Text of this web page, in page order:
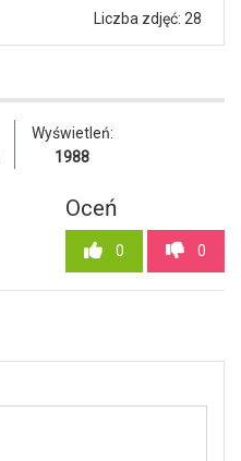
Liczba zdjęć: 28
Wyświetleń:
1988
Oceń
0 0